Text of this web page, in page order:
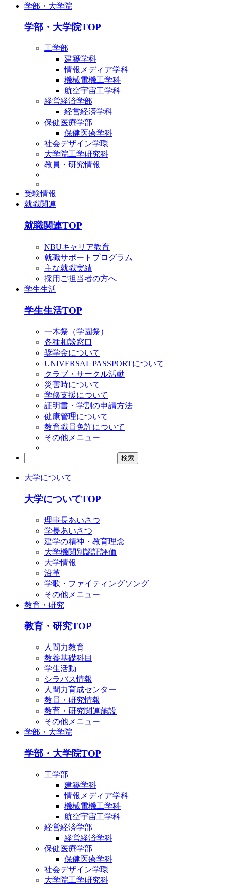
学部・大学院
学部・大学院TOP
工学部
建築学科
情報メディア学科
機械電機工学科
航空宇宙工学科
経営経済学部
経営経済学科
保健医療学部
保健医療学科
社会デザイン学環
大学院工学研究科
教員・研究情報
受験情報
就職関連
就職関連TOP
NBUキャリア教育
就職サポートプログラム
主な就職実績
採用ご担当者の方へ
学生生活
学生生活TOP
一木祭（学園祭）
各種相談窓口
奨学金について
UNIVERSAL PASSPORTについて
クラブ・サークル活動
災害時について
学修支援について
証明書・学割の申請方法
健康管理について
教育職員免許について
その他メニュー
大学について
大学についてTOP
理事長あいさつ
学長あいさつ
建学の精神・教育理念
大学機関別認証評価
大学情報
沿革
学歌・ファイティングソング
その他メニュー
教育・研究
教育・研究TOP
人間力教育
教養基礎科目
学生活動
シラバス情報
人間力育成センター
教員・研究情報
教育・研究関連施設
その他メニュー
学部・大学院
学部・大学院TOP
工学部
建築学科
情報メディア学科
機械電機工学科
航空宇宙工学科
経営経済学部
経営経済学科
保健医療学部
保健医療学科
社会デザイン学環
大学院工学研究科